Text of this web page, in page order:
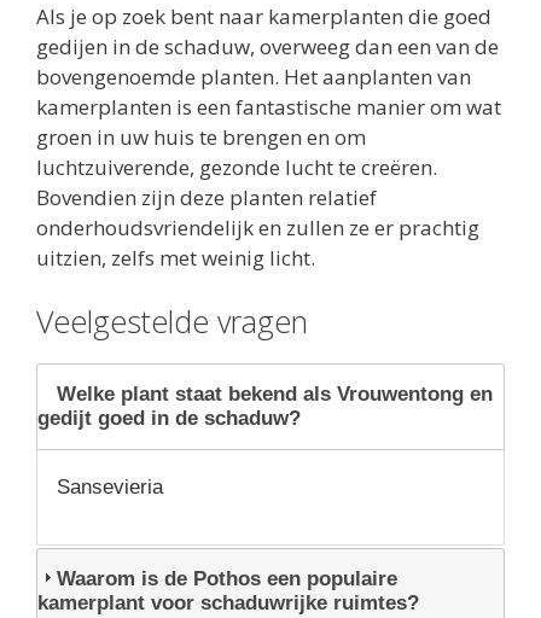
Als je op zoek bent naar kamerplanten die goed
gedijen in de schaduw, overweeg dan een van de
bovengenoemde planten. Het aanplanten van
kamerplanten is een fantastische manier om wat
groen in uw huis te brengen en om
luchtzuiverende, gezonde lucht te creëren.
Bovendien zijn deze planten relatief
onderhoudsvriendelijk en zullen ze er prachtig
uitzien, zelfs met weinig licht.
Veelgestelde vragen
Welke plant staat bekend als Vrouwentong en
gedijt goed in de schaduw?
Sansevieria
Waarom is de Pothos een populaire
kamerplant voor schaduwrijke ruimtes?